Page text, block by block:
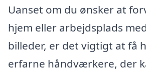
Uanset om du ønsker at
hjem eller arbejdsplads
billeder, er det vigtigt at få
erfarne håndværkere, der